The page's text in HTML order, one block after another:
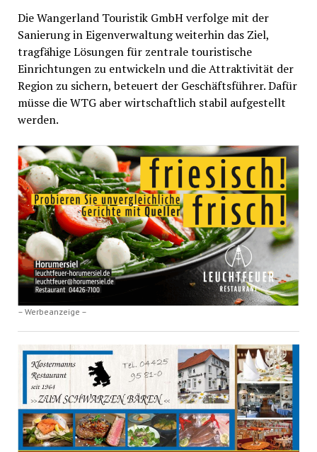
Die Wangerland Touristik GmbH verfolge mit der
Sanierung in Eigenverwaltung weiterhin das Ziel,
tragfähige Lösungen für zentrale touristische
Einrichtungen zu entwickeln und die Attraktivität der
Region zu sichern, beteuert der Geschäftsführer. Dafür
müsse die WTG aber wirtschaftlich stabil aufgestellt
werden.
– Werbeanzeige –